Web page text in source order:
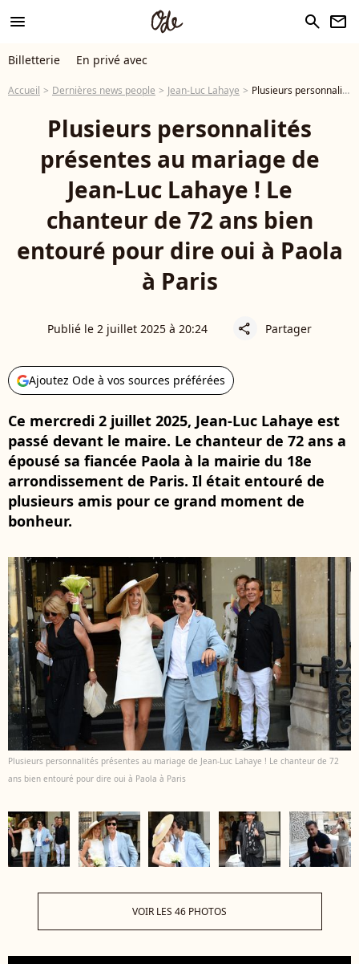
menu search newsletter
Billetterie En privé avec
Accueil Dernières news people Jean-Luc Lahaye Plusieurs personnalités présentes au mariage de Jean-Luc Lahaye ! Le chanteur de 72 ans bien entouré pour dire oui à Paola à Paris
Plusieurs personnalités
présentes au mariage de
Jean-Luc Lahaye ! Le
chanteur de 72 ans bien
entouré pour dire oui à Paola
à Paris
Publié le 2 juillet 2025 à 20:24 share Partager
Ajoutez Ode à vos sources préférées
Ce mercredi 2 juillet 2025, Jean-Luc Lahaye est
passé devant le maire. Le chanteur de 72 ans a
épousé sa fiancée Paola à la mairie du 18e
arrondissement de Paris. Il était entouré de
plusieurs amis pour ce grand moment de
bonheur.
Plusieurs personnalités présentes au mariage de Jean-Luc Lahaye ! Le chanteur de 72
ans bien entouré pour dire oui à Paola à Paris
VOIR LES 46 PHOTOS